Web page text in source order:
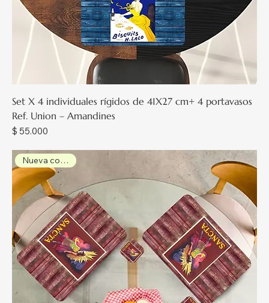
Set X 4 individuales rígidos de 41X27 cm+ 4 portavasos
Ref. Union – Amandines
Precio
$ 55.000
Nueva colección